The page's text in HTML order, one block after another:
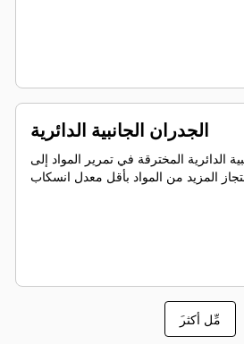
الجدران الجانبية الدائرية
الدائرية المخترقة في تمرير المواد إلى
َمِّل أكثر